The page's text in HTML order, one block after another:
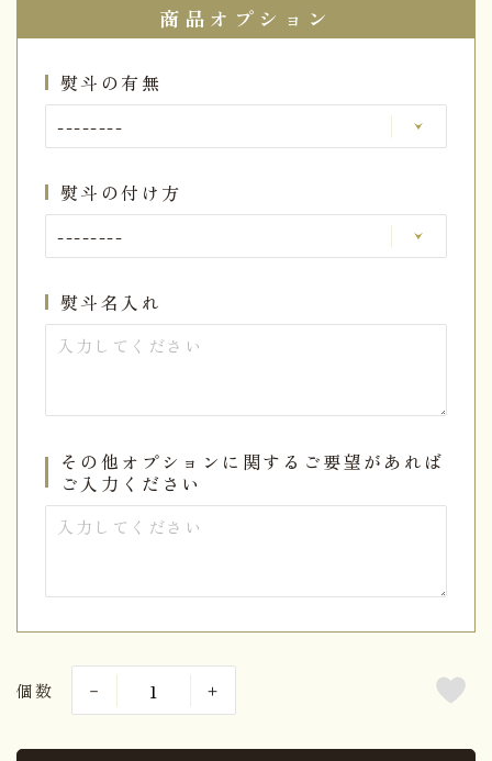
商品オプション
熨斗の有無
熨斗の付け方
熨斗名入れ
その他オプションに関するご要望があれば
ご入力ください
個数